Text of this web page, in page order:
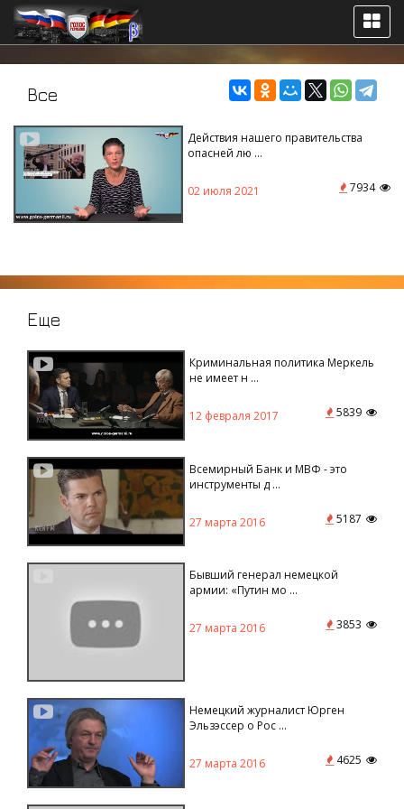
Байден____________________--
Все
Действия нашего правительства
опасней лю ...
02 июля 2021 7934
Еще
Криминальная политика Меркель
не имеет н ...
12 февраля 2017 5839
Всемирный Банк и МВФ - это
инструменты д ...
27 марта 2016 5187
Бывший генерал немецкой
армии: «Путин мо ...
27 марта 2016 3853
Немецкий журналист Юрген
Эльзэссер о Рос ...
27 марта 2016 4625